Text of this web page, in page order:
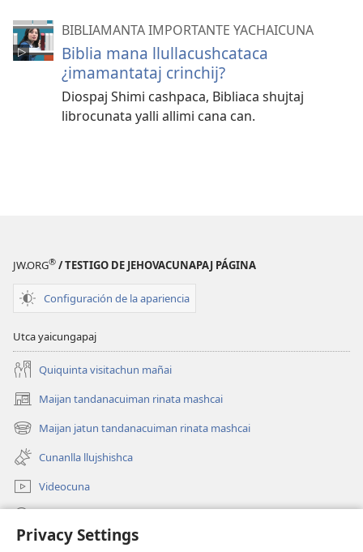
Privacy Settings
BIBLIAMANTA IMPORTANTE YACHAICUNA
Biblia mana llullacushcataca
¿imamantataj crinchij?
Diospaj Shimi cashpaca, Bibliaca shujtaj
librocunata yalli allimi cana can.
JW.ORG® / TESTIGO DE JEHOVACUNAPAJ PÁGINA
Configuración de la apariencia
Utca yaicungapaj
Quiquinta visitachun mañai
Maijan tandanacuiman rinata mashcai
(abre
una
nueva
ventana)
Maijan jatun tandanacuiman rinata mashcai
(abre
una
nueva
ventana)
Cunanlla llujshishca
Videocuna